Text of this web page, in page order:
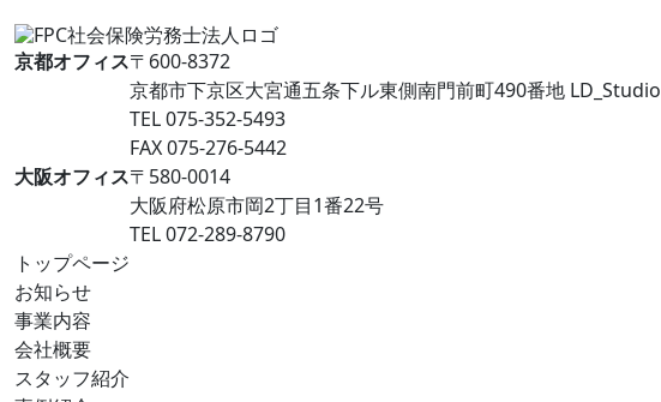
京都オフィス〒600-8372
京都市下京区大宮通五条下ル東側南門前町490番地 LD_Studio
TEL 075-352-5493
FAX 075-276-5442
大阪オフィス〒580-0014
大阪府松原市岡2丁目1番22号
TEL 072-289-8790
トップページ
お知らせ
事業内容
会社概要
スタッフ紹介